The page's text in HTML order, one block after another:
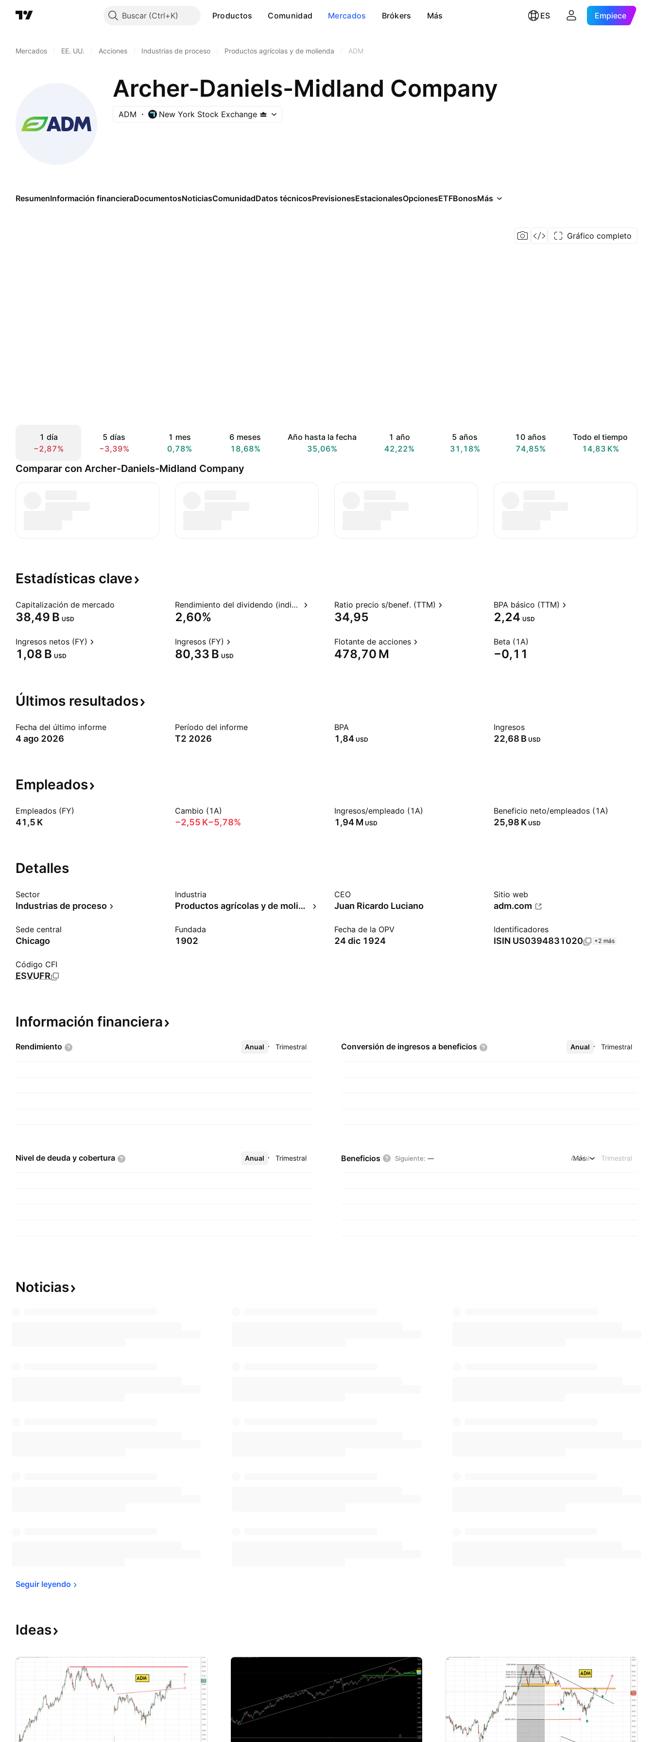
Buscar Productos Comunidad Mercados Brókers Más ES Empiece
Mercados EE. UU. Acciones Industrias de proceso Productos agrícolas y de molienda ADM
Archer-Daniels-Midland Company
ADM New York Stock Exchange
ResumenInformación financieraDocumentosNoticiasComunidadDatos técnicosPrevisionesEstacionalesOpcionesETFBonosMás
Gráfico completo
1 día
−2,87%
5 días
−3,39%
1 mes
0,78%
6 meses
18,68%
Año hasta la fecha
35,06%
1 año
42,22%
5 años
31,18%
10 años
74,85%
Todo el tiempo
‪14,83 K‬%
Comparar con Archer-Daniels-Midland Company
Estadísticas clave
Capitalización de mercado
‪38,49 B‬ USD
Rendimiento del dividendo (indicado)
2,60%
Ratio precio s/benef. (TTM)
34,95
BPA básico (TTM)
2,24 USD
Ingresos netos (FY)
‪1,08 B‬ USD
Ingresos (FY)
‪80,33 B‬ USD
Flotante de acciones
‪478,70 M‬
Beta (1A)
−0,11
Últimos resultados
Fecha del último informe
4 ago 2026
Período del informe
T2 2026
BPA
1,84 USD
Ingresos
‪22,68 B‬ USD
Empleados
Empleados (FY)
‪41,5 K‬
Cambio (1A)
‪−2,55 K‬−5,78%
Ingresos/empleado (1A)
‪1,94 M‬ USD
Beneficio neto/empleados (1A)
‪25,98 K‬ USD
Detalles
Sector
Industrias de proceso
Industria
Productos agrícolas y de molienda
CEO
Juan Ricardo Luciano
Sitio web
adm.com
Sede central
Chicago
Fundada
1902
Fecha de la OPV
24 dic 1924
Identificadores
ISIN US0394831020 +2 más
Código CFI
ESVUFR
Información financiera
Rendimiento Anual Trimestral
Más Conversión de ingresos a beneficios Anual Trimestral
Más
Nivel de deuda y cobertura Anual Trimestral
Más Beneficios Siguiente: — Anual Trimestral
Más
Noticias
Seguir leyendo
Ideas